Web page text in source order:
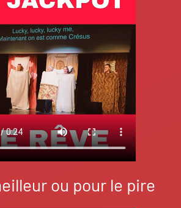
ou pour le pire